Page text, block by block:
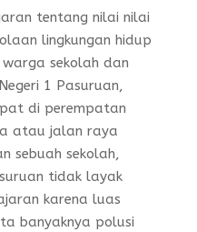
tentang nilai nilai
lingkungan hidup
sekolah dan
1 Pasuruan,
di perempatan
atau jalan raya
sebuah sekolah,
tidak layak
karena luas
banyaknya polusi